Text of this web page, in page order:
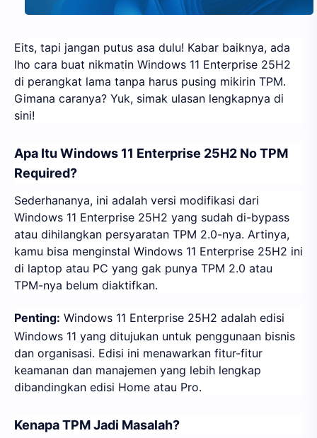
Eits, tapi jangan putus asa dulu! Kabar baiknya, ada
lho cara buat nikmatin Windows 11 Enterprise 25H2
di perangkat lama tanpa harus pusing mikirin TPM.
Gimana caranya? Yuk, simak ulasan lengkapnya di
sini!
Apa Itu Windows 11 Enterprise 25H2 No TPM
Required?
Sederhananya, ini adalah versi modifikasi dari
Windows 11 Enterprise 25H2 yang sudah di-bypass
atau dihilangkan persyaratan TPM 2.0-nya. Artinya,
kamu bisa menginstal Windows 11 Enterprise 25H2 ini
di laptop atau PC yang gak punya TPM 2.0 atau
TPM-nya belum diaktifkan.
Penting: Windows 11 Enterprise 25H2 adalah edisi
Windows 11 yang ditujukan untuk penggunaan bisnis
dan organisasi. Edisi ini menawarkan fitur-fitur
keamanan dan manajemen yang lebih lengkap
dibandingkan edisi Home atau Pro.
Kenapa TPM Jadi Masalah?